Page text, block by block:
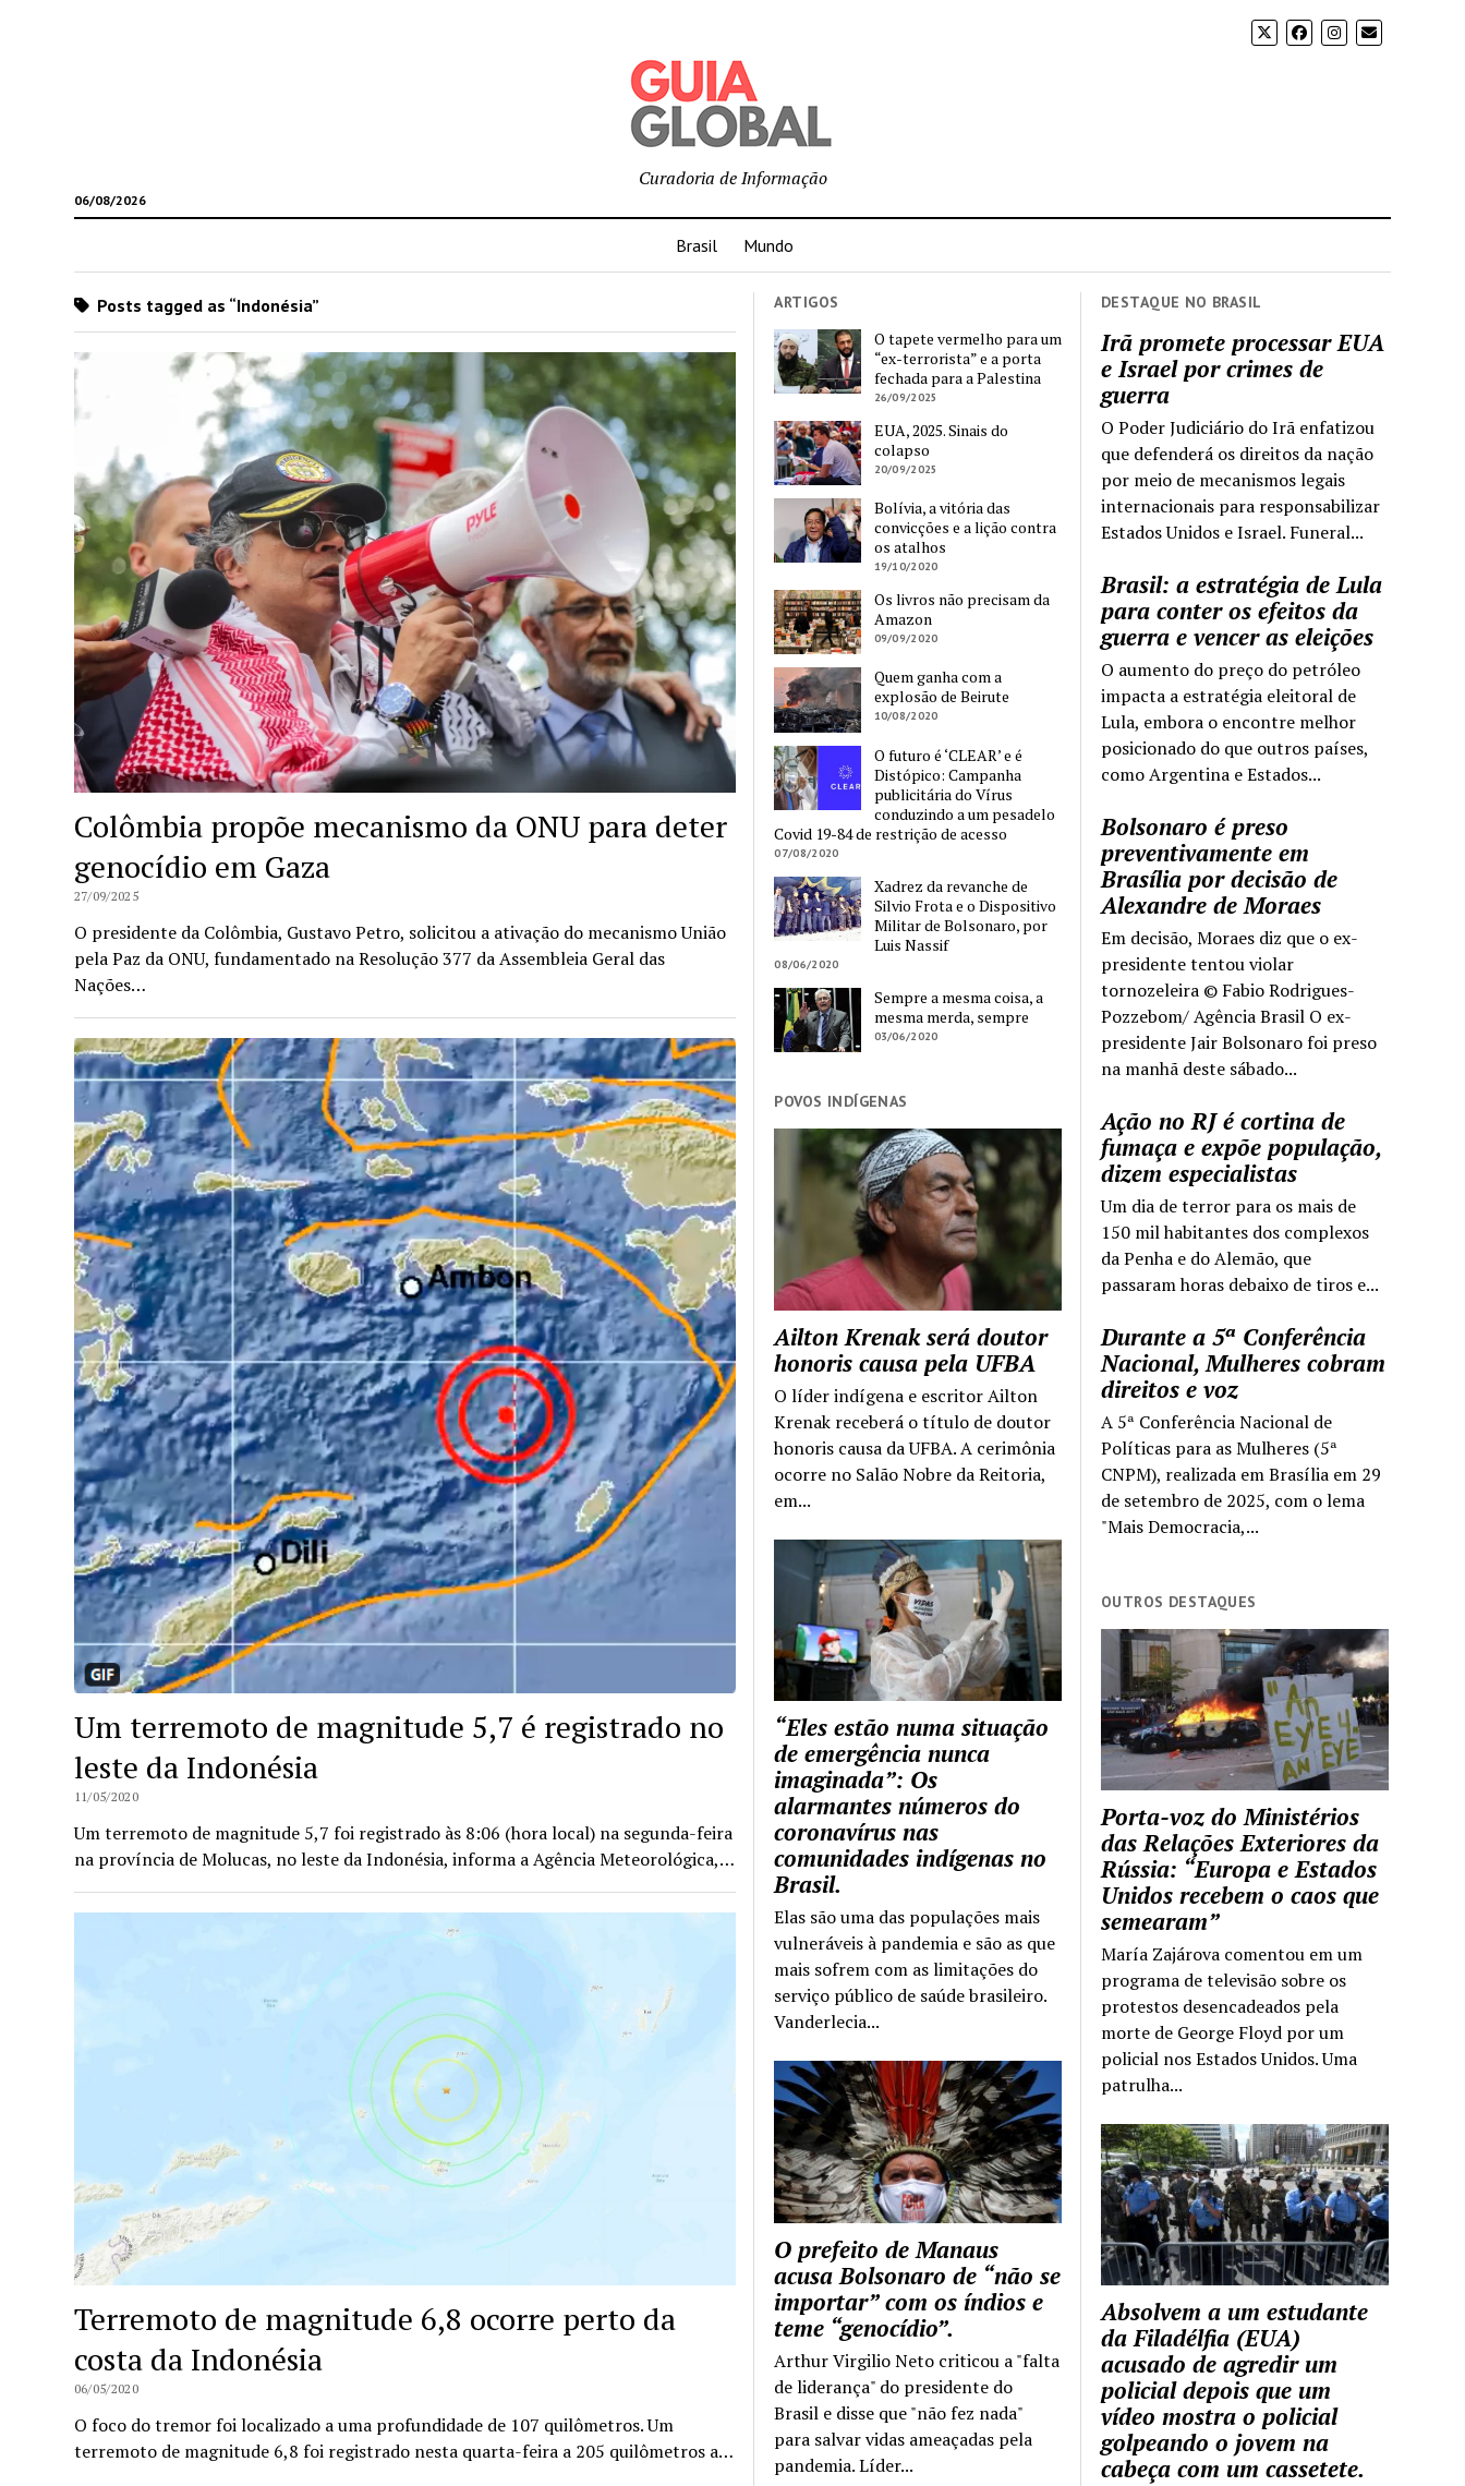
06/08/2026
Curadoria de Informação
Brasil Mundo
DESTAQUE NO BRASIL
Irã promete processar EUA
e Israel por crimes de
guerra
O Poder Judiciário do Irã enfatizou
que defenderá os direitos da nação
por meio de mecanismos legais
internacionais para responsabilizar
Estados Unidos e Israel. Funeral...
Brasil: a estratégia de Lula
para conter os efeitos da
guerra e vencer as eleições
O aumento do preço do petróleo
impacta a estratégia eleitoral de
Lula, embora o encontre melhor
posicionado do que outros países,
como Argentina e Estados...
Bolsonaro é preso
preventivamente em
Brasília por decisão de
Alexandre de Moraes
Em decisão, Moraes diz que o ex-
presidente tentou violar
tornozeleira © Fabio Rodrigues-
Pozzebom/ Agência Brasil O ex-
presidente Jair Bolsonaro foi preso
na manhã deste sábado...
Ação no RJ é cortina de
fumaça e expõe população,
dizem especialistas
Um dia de terror para os mais de
150 mil habitantes dos complexos
da Penha e do Alemão, que
passaram horas debaixo de tiros e...
Durante a 5ª Conferência
Nacional, Mulheres cobram
direitos e voz
A 5ª Conferência Nacional de
Políticas para as Mulheres (5ª
CNPM), realizada em Brasília em 29
de setembro de 2025, com o lema
"Mais Democracia,...
OUTROS DESTAQUES
Porta-voz do Ministérios
das Relações Exteriores da
Rússia: “Europa e Estados
Unidos recebem o caos que
semearam”
María Zajárova comentou em um
programa de televisão sobre os
protestos desencadeados pela
morte de George Floyd por um
policial nos Estados Unidos. Uma
patrulha...
Absolvem a um estudante
da Filadélfia (EUA)
acusado de agredir um
policial depois que um
vídeo mostra o policial
golpeando o jovem na
cabeça com um cassetete.
Posts tagged as “Indonésia”
Colômbia propõe mecanismo da ONU para deter
genocídio em Gaza
27/09/2025
O presidente da Colômbia, Gustavo Petro, solicitou a ativação do mecanismo União
pela Paz da ONU, fundamentado na Resolução 377 da Assembleia Geral das
Nações…
Um terremoto de magnitude 5,7 é registrado no
leste da Indonésia
11/05/2020
Um terremoto de magnitude 5,7 foi registrado às 8:06 (hora local) na segunda-feira
na província de Molucas, no leste da Indonésia, informa a Agência Meteorológica,…
Terremoto de magnitude 6,8 ocorre perto da
costa da Indonésia
06/05/2020
O foco do tremor foi localizado a uma profundidade de 107 quilômetros. Um
terremoto de magnitude 6,8 foi registrado nesta quarta-feira a 205 quilômetros a…
ARTIGOS
O tapete vermelho para um
“ex-terrorista” e a porta
fechada para a Palestina
26/09/2025
EUA, 2025. Sinais do
colapso
20/09/2025
Bolívia, a vitória das
convicções e a lição contra
os atalhos
19/10/2020
Os livros não precisam da
Amazon
09/09/2020
Quem ganha com a
explosão de Beirute
10/08/2020
O futuro é ‘CLEAR’ e é
Distópico: Campanha
publicitária do Vírus
conduzindo a um pesadelo
Covid 19-84 de restrição de acesso
07/08/2020
Xadrez da revanche de
Silvio Frota e o Dispositivo
Militar de Bolsonaro, por
Luis Nassif
08/06/2020
Sempre a mesma coisa, a
mesma merda, sempre
03/06/2020
POVOS INDÍGENAS
Ailton Krenak será doutor
honoris causa pela UFBA
O líder indígena e escritor Ailton
Krenak receberá o título de doutor
honoris causa da UFBA. A cerimônia
ocorre no Salão Nobre da Reitoria,
em...
“Eles estão numa situação
de emergência nunca
imaginada”: Os
alarmantes números do
coronavírus nas
comunidades indígenas no
Brasil.
Elas são uma das populações mais
vulneráveis à pandemia e são as que
mais sofrem com as limitações do
serviço público de saúde brasileiro.
Vanderlecia...
O prefeito de Manaus
acusa Bolsonaro de “não se
importar” com os índios e
teme “genocídio”.
Arthur Virgilio Neto criticou a "falta
de liderança" do presidente do
Brasil e disse que "não fez nada"
para salvar vidas ameaçadas pela
pandemia. Líder...